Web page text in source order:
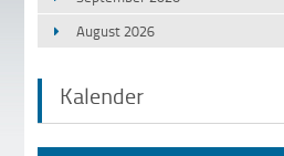
August 2026
Kalender